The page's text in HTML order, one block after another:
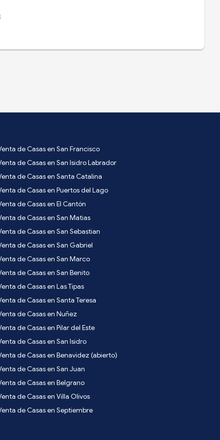
de Casas en San Francisco
de Casas en San Isidro Labrador
de Casas en Santa Catalina
de Casas en Puertos del Lago
de Casas en El Cantón
de Casas en San Matias
de Casas en San Sebastian
de Casas en San Gabriel
de Casas en San Marco
de Casas en San Benito
de Casas en Las Tipas
de Casas en Santa Teresa
de Casas en Nuñez
de Casas en Pilar del Este
de Casas en San Isidro
de Casas en Benavidez (abierto)
de Casas en San Juan
de Casas en Belgrano
de Casas en Villa Olivos
de Casas en Septiembre